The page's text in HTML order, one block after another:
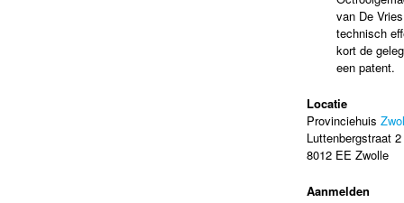
van De
technisch
kort de
een patent.
Locatie
Provinciehuis
Luttenbergstraat 2
8012 EE Zwolle
Aanmelden